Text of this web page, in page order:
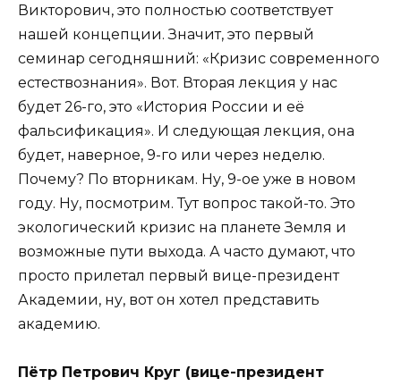
Викторович, это полностью соответствует
нашей концепции. Значит, это первый
семинар сегодняшний: «Кризис современного
естествознания». Вот. Вторая лекция у нас
будет 26-го, это «История России и её
фальсификация». И следующая лекция, она
будет, наверное, 9-го или через неделю.
Почему? По вторникам. Ну, 9-ое уже в новом
году. Ну, посмотрим. Тут вопрос такой-то. Это
экологический кризис на планете Земля и
возможные пути выхода. А часто думают, что
просто прилетал первый вице-президент
Академии, ну, вот он хотел представить
академию.
Пётр Петрович Круг (вице-президент